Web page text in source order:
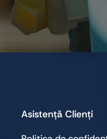
Asistență Clienți